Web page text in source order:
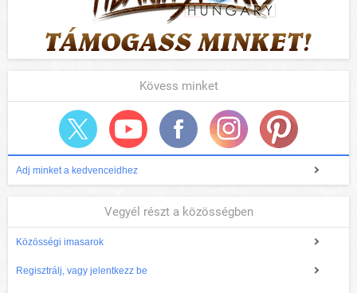
Kövess minket
Adj minket a kedvenceidhez
Vegyél részt a közösségben
Közösségi imasarok
Regisztrálj, vagy jelentkezz be